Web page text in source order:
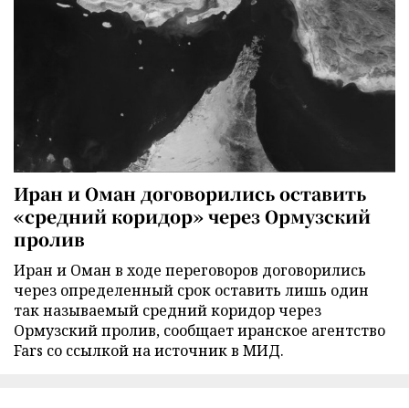
Иран и Оман договорились оставить
«средний коридор» через Ормузский
пролив
Иран и Оман в ходе переговоров договорились
через определенный срок оставить лишь один
так называемый средний коридор через
Ормузский пролив, сообщает иранское агентство
Fars со ссылкой на источник в МИД.